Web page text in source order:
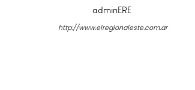
adminERE
http://www.elregionaleste.com.ar